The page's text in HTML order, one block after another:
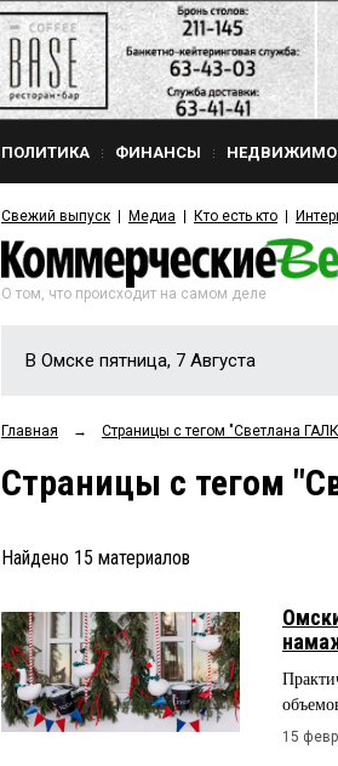
ПОЛИТИКА ФИНАНСЫ
Свежий выпуск Медиа Кто есть кто
О том, что происходит на самом деле
В Омске пятница, 7 Августа
Главная → Страницы c тегом "Светлана
Страницы c тегом
Найдено 15 материалов
15